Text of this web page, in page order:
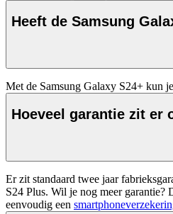
Heeft de Samsung
Met de Samsung Galaxy S24+ kun
Hoeveel garantie zit er
Er zit standaard twee jaar
S24 Plus. Wil je nog meer
eenvoudig een